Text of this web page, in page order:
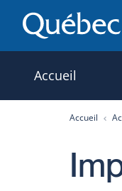
Passer
Accueil
Accueil